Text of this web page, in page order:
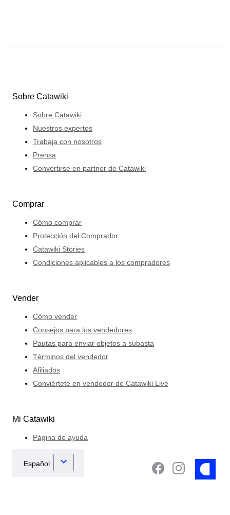
Sobre Catawiki
Sobre Catawiki
Nuestros expertos
Trabaja con nosotros
Prensa
Convertirse en partner de Catawiki
Comprar
Cómo comprar
Protección del Comprador
Catawiki Stories
Condiciones aplicables a los compradores
Vender
Cómo vender
Consejos para los vendedores
Pautas para enviar objetos a subasta
Términos del vendedor
Afiliados
Conviértete en vendedor de Catawiki Live
Mi Catawiki
Página de ayuda